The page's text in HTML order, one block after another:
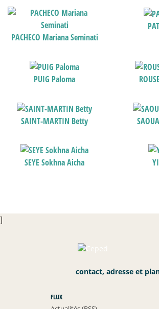
PACHECO Mariana Seminati
PUIG Paloma
SAINT-MARTIN Betty
SEYE Sokhna Aicha
]
contact, adresse et
FLUX